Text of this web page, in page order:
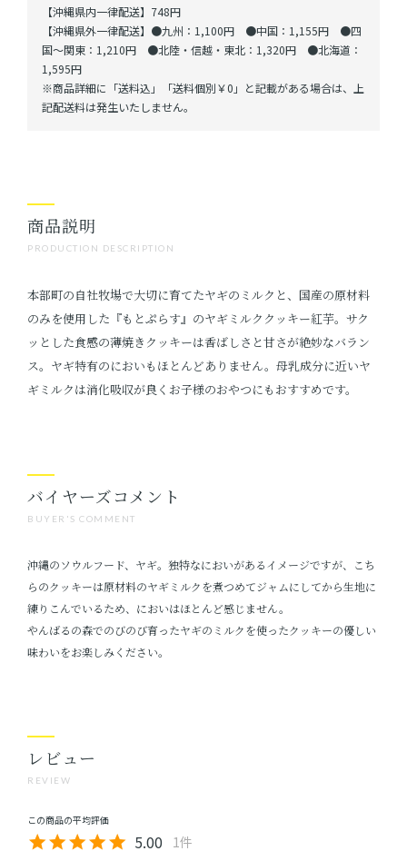
【沖縄県内一律配送】748円
【沖縄県外一律配送】●九州：1,100円 ●中国：1,155円 ●四
国～関東：1,210円 ●北陸・信越・東北：1,320円 ●北海道：
1,595円
※商品詳細に「送料込」「送料個別￥0」と記載がある場合は、上
記配送料は発生いたしません。
PRODUCTION DESCRIPTION
商品説明
本部町の自社牧場で大切に育てたヤギのミルクと、国産の原材料
のみを使用した『もとぷらす』のヤギミルククッキー紅芋。サク
ッとした食感の薄焼きクッキーは香ばしさと甘さが絶妙なバラン
ス。ヤギ特有のにおいもほとんどありません。母乳成分に近いヤ
ギミルクは消化吸収が良くお子様のおやつにもおすすめです。
BUYER'S COMMENT
バイヤーズコメント
​沖縄のソウルフード、ヤギ。独特なにおいがあるイメージですが、こち
らのクッキーは原材料のヤギミルクを煮つめてジャムにしてから生地に
練りこんでいるため、においはほとんど感じません。
やんばるの森でのびのび育ったヤギのミルクを使ったクッキーの優しい
味わいをお楽しみください。
REVIEW
レビュー
5.00 1